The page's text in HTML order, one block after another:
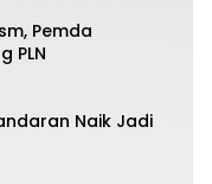
Pemda
PLN
Naik Jadi